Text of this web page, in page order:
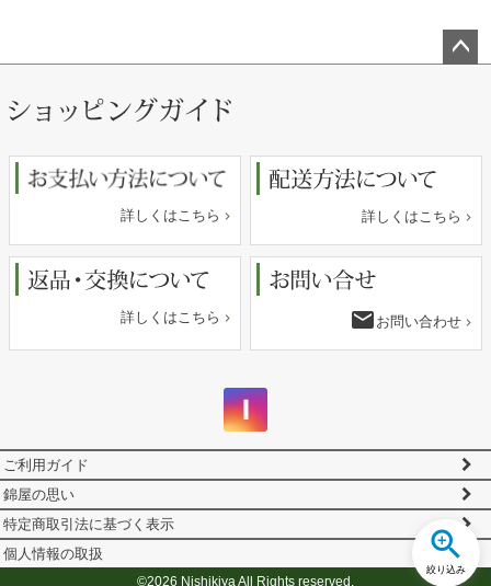
絞り込み
詳しくはこちら 詳しくはこちら
詳しくはこちら email お問い合わせ
ご利用ガイド
錦屋の思い
特定商取引法に基づく表示
個人情報の取扱
©2026 Nishikiya All Rights reserved.